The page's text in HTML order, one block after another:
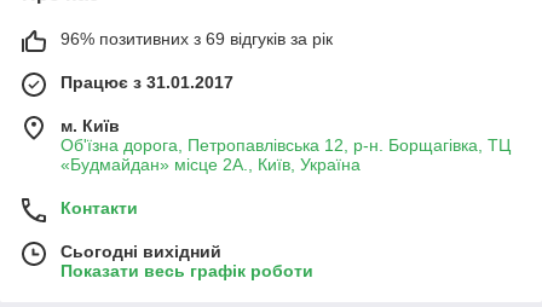
96% позитивних з 69 відгуків за рік
Працює з 31.01.2017
м. Київ
Об'їзна дорога, Петропавлівська 12, р-н. Борщагівка, ТЦ
«Будмайдан» місце 2А., Київ, Україна
Контакти
Сьогодні вихідний
Показати весь графік роботи